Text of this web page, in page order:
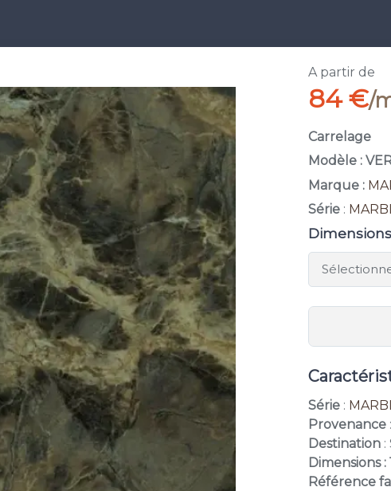
A partir de
84 €/
Carrelage
Modèle :
Marque :
Série :
Dimensions
Série :
Provenance
Destination :
Dimensions :
Référence